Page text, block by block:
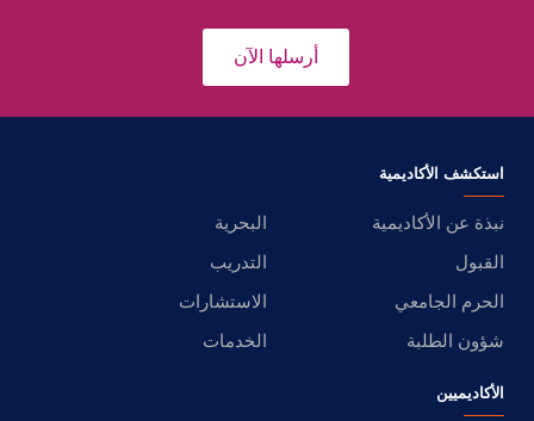
أرسلها الآن
استكشف الأكاديمية
نبذة عن الأكاديمية
البحرية
القبول
التدريب
الحرم الجامعي
الاستشارات
شؤون الطلبة
الخدمات
الأكاديميين